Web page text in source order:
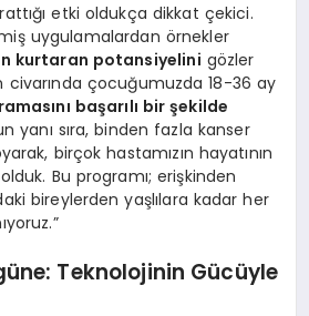
etki oldukça dikkat çekici.
uygulamalardan örnekler
kurtaran potansiyelini gözler
civarında çocuğumuzda 18-36 ay
başarılı bir şekilde
yanı sıra, binden fazla kanser
birçok hastamızın hayatının
Bu programı; erişkinden
bireylerden yaşlılara kadar her
Teknolojinin Gücüyle